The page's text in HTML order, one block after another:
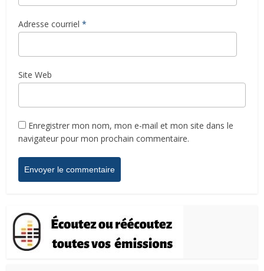
Adresse courriel *
Site Web
Enregistrer mon nom, mon e-mail et mon site dans le
navigateur pour mon prochain commentaire.